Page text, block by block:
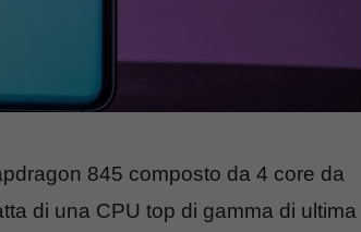
845 composto da 4 core da
di una CPU top di gamma di ultima